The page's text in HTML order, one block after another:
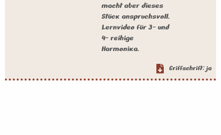
macht aber dieses
Stück anspruchsvoll.
Lernvideo für 3- und
4- reihige
Harmonika.
Griffschrift: ja